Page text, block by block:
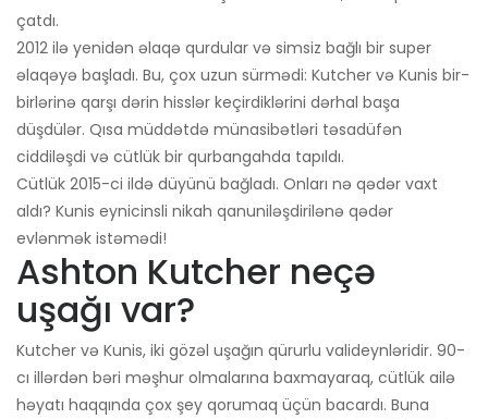
çatdı.
2012 ilə yenidən əlaqə qurdular və simsiz bağlı bir super
əlaqəyə başladı. Bu, çox uzun sürmədi: Kutcher və Kunis bir-
birlərinə qarşı dərin hisslər keçirdiklərini dərhal başa
düşdülər. Qısa müddətdə münasibətləri təsadüfən
ciddiləşdi və cütlük bir qurbangahda tapıldı.
Cütlük 2015-ci ildə düyünü bağladı. Onları nə qədər vaxt
aldı? Kunis eynicinsli nikah qanuniləşdirilənə qədər
evlənmək istəmədi!
Ashton Kutcher neçə
uşağı var?
Kutcher və Kunis, iki gözəl uşağın qürurlu valideynləridir. 90-
cı illərdən bəri məşhur olmalarına baxmayaraq, cütlük ailə
həyatı haqqında çox şey qorumaq üçün bacardı. Buna